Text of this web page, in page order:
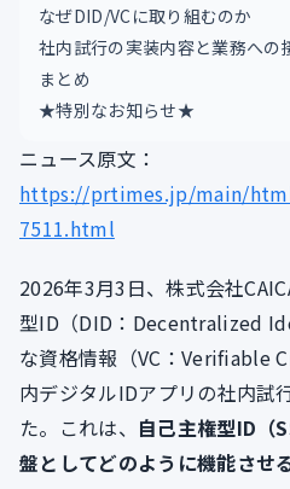
なぜDID/VCに取り組むのか
社内試行の実装内容と業務への
まとめ
★特別なお知らせ★
ニュース原文：
https://prtimes.jp/main/
7511.html
2026年3月3日、株式会社
型ID（DID：Decentralized
な資格情報（VC：Verifiable
内デジタルIDアプリの社内試
た。これは、 自己主権型ID（
盤としてどのように機能させ